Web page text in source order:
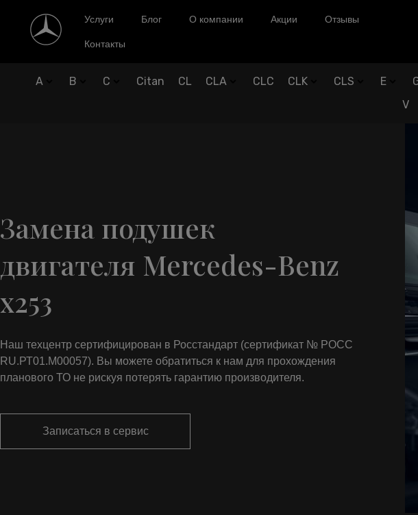
Услуги Блог О компании Акции Отзывы
Контакты
A B C Citan CL CLA CLC CLK CLS E
V
Замена подушек
двигателя Mercedes-Benz
x253
Наш техцентр сертифицирован в Росстандарт (сертификат № РОСС
RU.РТ01.М00057). Вы можете обратиться к нам для прохождения
планового ТО не рискуя потерять гарантию производителя.
Записаться в сервис